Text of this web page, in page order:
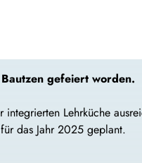
gefeiert worden.
Lehrküche
das Jahr 2025 geplant.